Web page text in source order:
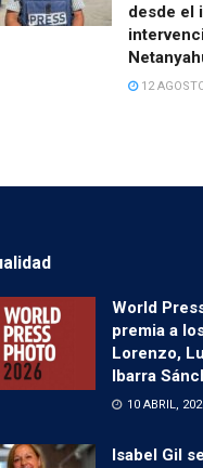
desde el
12
World
premia a
Lorenzo,
Ibarra
10 ABRIL,
Isabel Gil